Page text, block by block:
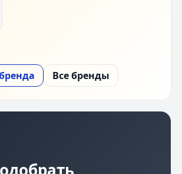
Все бренды